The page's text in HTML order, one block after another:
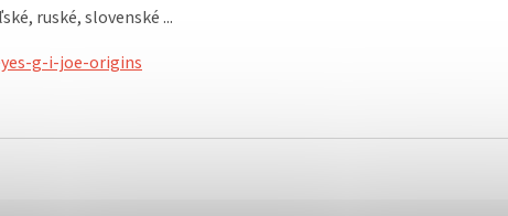
ruské, slovenské ...
g-i-joe-origins